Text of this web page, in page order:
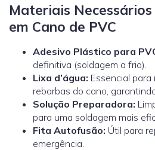
Materiais
em Cano de PVC
Adesivo Plástico para
definitiva (soldagem a frio).
Lixa d’água: Essencial para
rebarbas do cano,
Solução Preparadora:
para uma soldagem mais
Fita Autofusão: Útil para
emergência.